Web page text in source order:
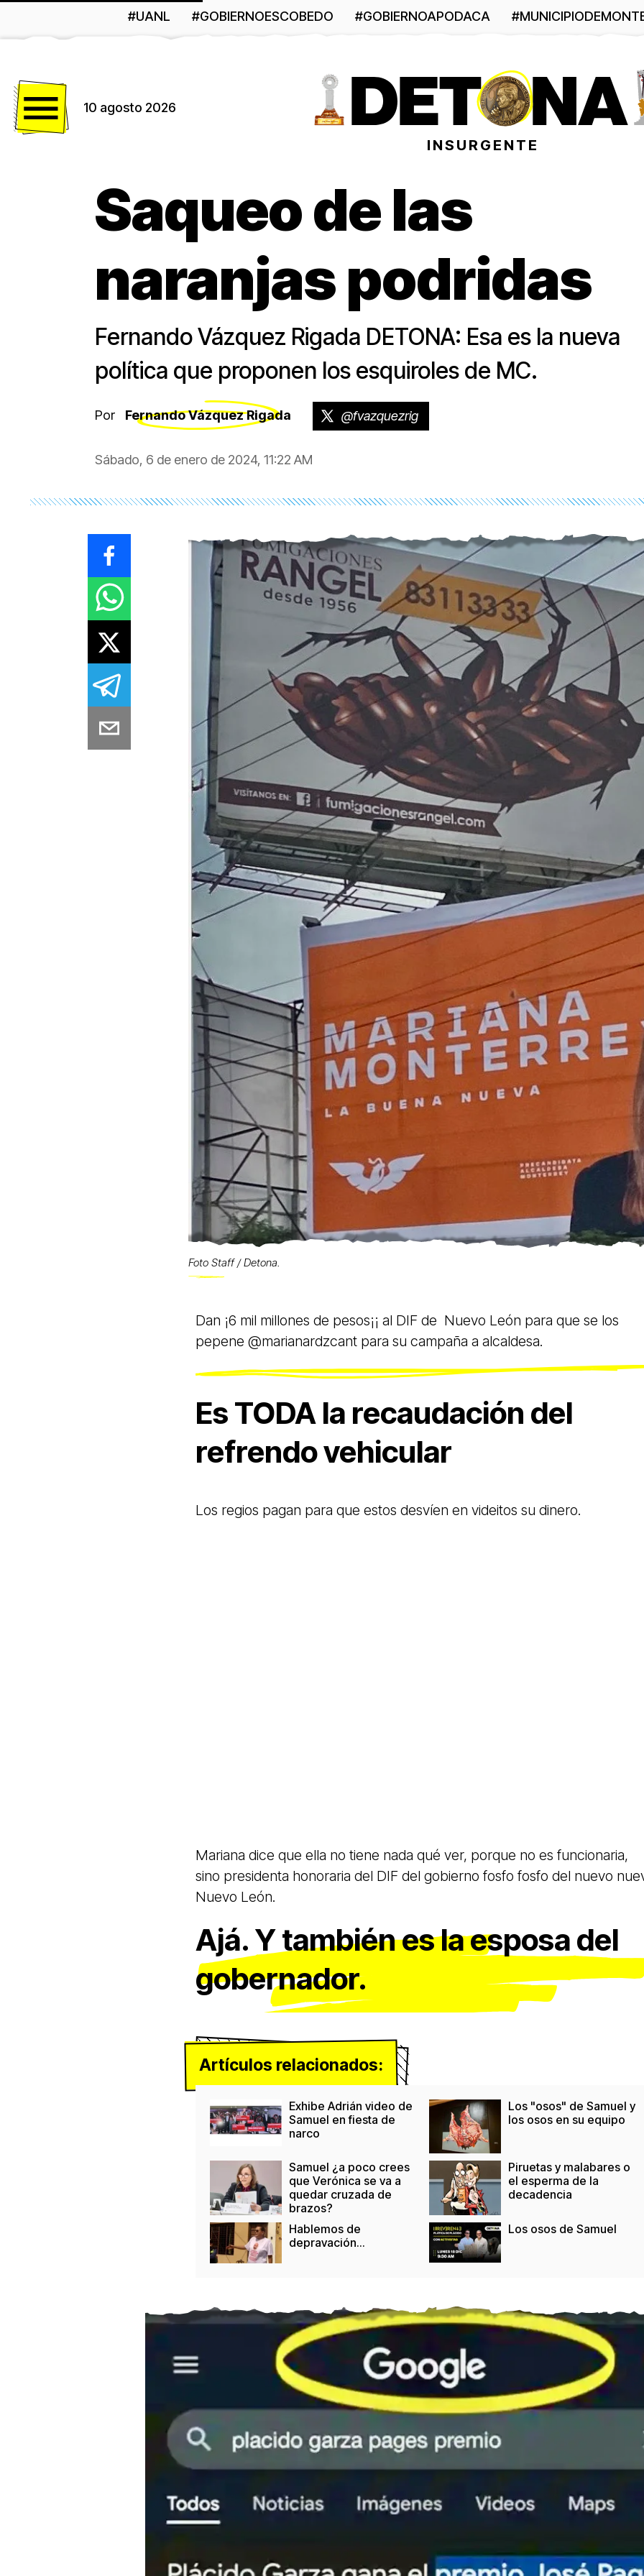
#UANL #GOBIERNOESCOBEDO #GOBIERNOAPODACA
10 agosto 2026
INSURGENTE
Saqueo de las
naranjas podridas
Fernando Vázquez Rigada DETONA: Esa es la nueva
política que proponen los esquiroles de MC.
Por Fernando Vázquez Rigada @fvazquezrig
Sábado, 6 de enero de 2024, 11:22 AM
Foto Staff / Detona.
Dan ¡6 mil millones de pesos¡¡ al DIF de Nuevo León para que se los
pepene @marianardzcant para su campaña a alcaldesa.
Es TODA la recaudación del
refrendo vehicular
Los regios pagan para que estos desvíen en videitos su dinero.
Mariana dice que ella no tiene nada qué ver, porque no es funcionaria,
sino presidenta honoraria del DIF del gobierno fosfo fosfo del nuevo
Nuevo León.
Ajá. Y también es la esposa del
gobernador.
Artículos relacionados:
Exhibe Adrián video de
Samuel en fiesta de
narco
Los "osos" de Samuel y
los osos en su equipo
Samuel ¿a poco crees
que Verónica se va a
quedar cruzada de
brazos?
Piruetas y malabares o
el esperma de la
decadencia
Hablemos de
depravación...
Los osos de Samuel